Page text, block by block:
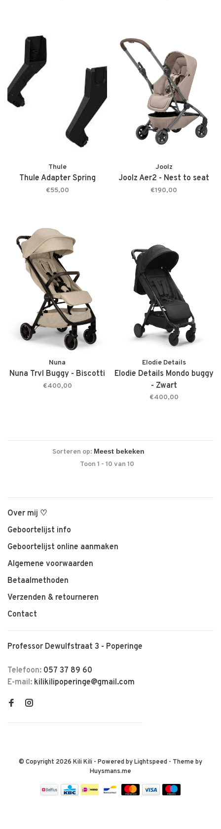
Thule
Thule Adapter Spring
€55,00
Joolz
Joolz Aer2 - Nest to seat
€190,00
Nuna
Nuna Trvl Buggy - Biscotti
€400,00
Elodie Details
Elodie Details Mondo buggy
- Zwart
€400,00
Sorteren op:
Toon 1 - 10 van 10
Over mij ♡
Geboortelijst info
Geboortelijst online aanmaken
Algemene voorwaarden
Betaalmethoden
Verzenden & retourneren
Contact
Professor Dewulfstraat 3 - Poperinge
Telefoon: 057 37 89 60
E-mail: kilikilipoperinge@gmail.com
© Copyright 2026 Kili Kili - Powered byLightspeed - Theme by
Huysmans.me